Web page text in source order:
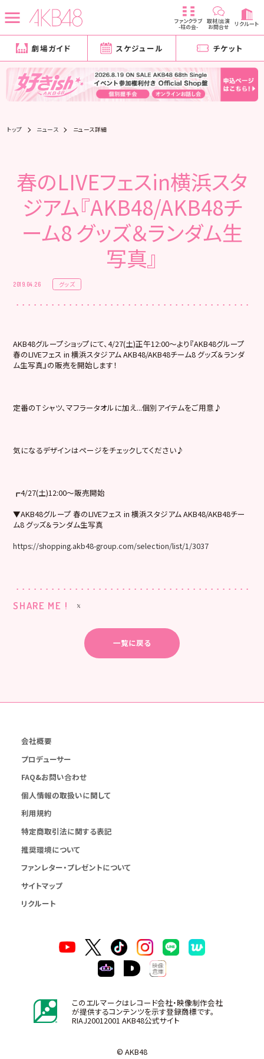
ファンクラブ
-柱の会-
取材/出演
お問合せ リクルート
劇場ガイド スケジュール チケット
トップ ニュース ニュース詳細
春のLIVEフェスin横浜スタ
ジアム『AKB48/AKB48チ
ーム8 グッズ＆ランダム生
写真』
2019.04.26 グッズ
AKB48グループショップにて、4/27(土)正午12:00～より『AKB48グループ
春のLIVEフェス in 横浜スタジアム AKB48/AKB48チーム8 グッズ＆ランダ
ム生写真』の販売を開始します！
定番のＴシャツ、マフラータオルに加え...個別アイテムをご用意♪
気になるデザインはページをチェックしてください♪
┏4/27(土)12:00～販売開始
▼AKB48グループ 春のLIVEフェス in 横浜スタジアム AKB48/AKB48チー
ム8 グッズ＆ランダム生写真
https://shopping.akb48-group.com/selection/list/1/3037
SHARE ME !
一覧に戻る
会社概要
プロデューサー
FAQ&お問い合わせ
個人情報の取扱いに関して
利用規約
特定商取引法に関する表記
推奨環境について
ファンレター・プレゼントについて
サイトマップ
リクルート
このエルマークはレコード会社・映像制作会社
が提供するコンテンツを示す登録商標です。
RIAJ20012001 AKB48公式サイト
© AKB48